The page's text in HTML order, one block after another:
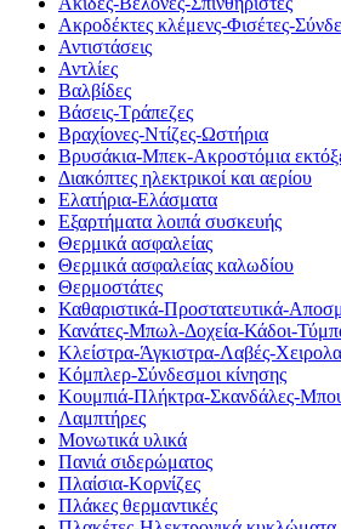
Ακροδέκτες κλέμενς-Φισέτες-
Αντιστάσεις
Αντλίες
Βαλβίδες
Βάσεις-Τράπεζες
Βραχίονες-Ντίζες-Ωστήρια
Βρυσάκια-Μπεκ-Ακροστόμια
Διακόπτες ηλεκτρικοί και αερίου
Ελατήρια-Ελάσματα
Εξαρτήματα λοιπά συσκευής
Θερμικά ασφαλείας
Θερμικά ασφαλείας καλωδίου
Θερμοστάτες
Καθαριστικά-Προστατευτικά-
Κανάτες-Μπωλ-Δοχεία-Κάδοι-
Κλείστρα-Άγκιστρα-Λαβές-
Κόμπλερ-Σύνδεσμοι κίνησης
Κουμπιά-Πλήκτρα-Σκανδάλες-
Λαμπτήρες
Μονωτικά υλικά
Πανιά σιδερώματος
Πλαίσια-Κορνίζες
Πλάκες θερμαντικές